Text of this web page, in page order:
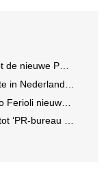
partner van KoRo
advertenties in ChatGPT
Global Head of Production
van het jaar 2026’